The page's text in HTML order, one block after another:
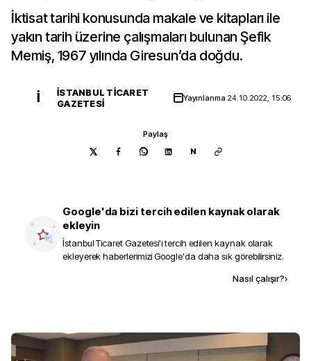
İktisat tarihi konusunda makale ve kitapları ile
yakın tarih üzerine çalışmaları bulunan Şefik
Memiş, 1967 yılında Giresun’da doğdu.
İ
İSTANBUL TICARET
GAZETESI
Yayınlanma 24.10.2022, 15:06
Paylaş
N
Google'da bizi tercih edilen kaynak olarak
ekleyin
İstanbul Ticaret Gazetesi'i tercih edilen kaynak olarak
ekleyerek haberlerimizi Google'da daha sık görebilirsiniz.
Nasıl çalışır?›